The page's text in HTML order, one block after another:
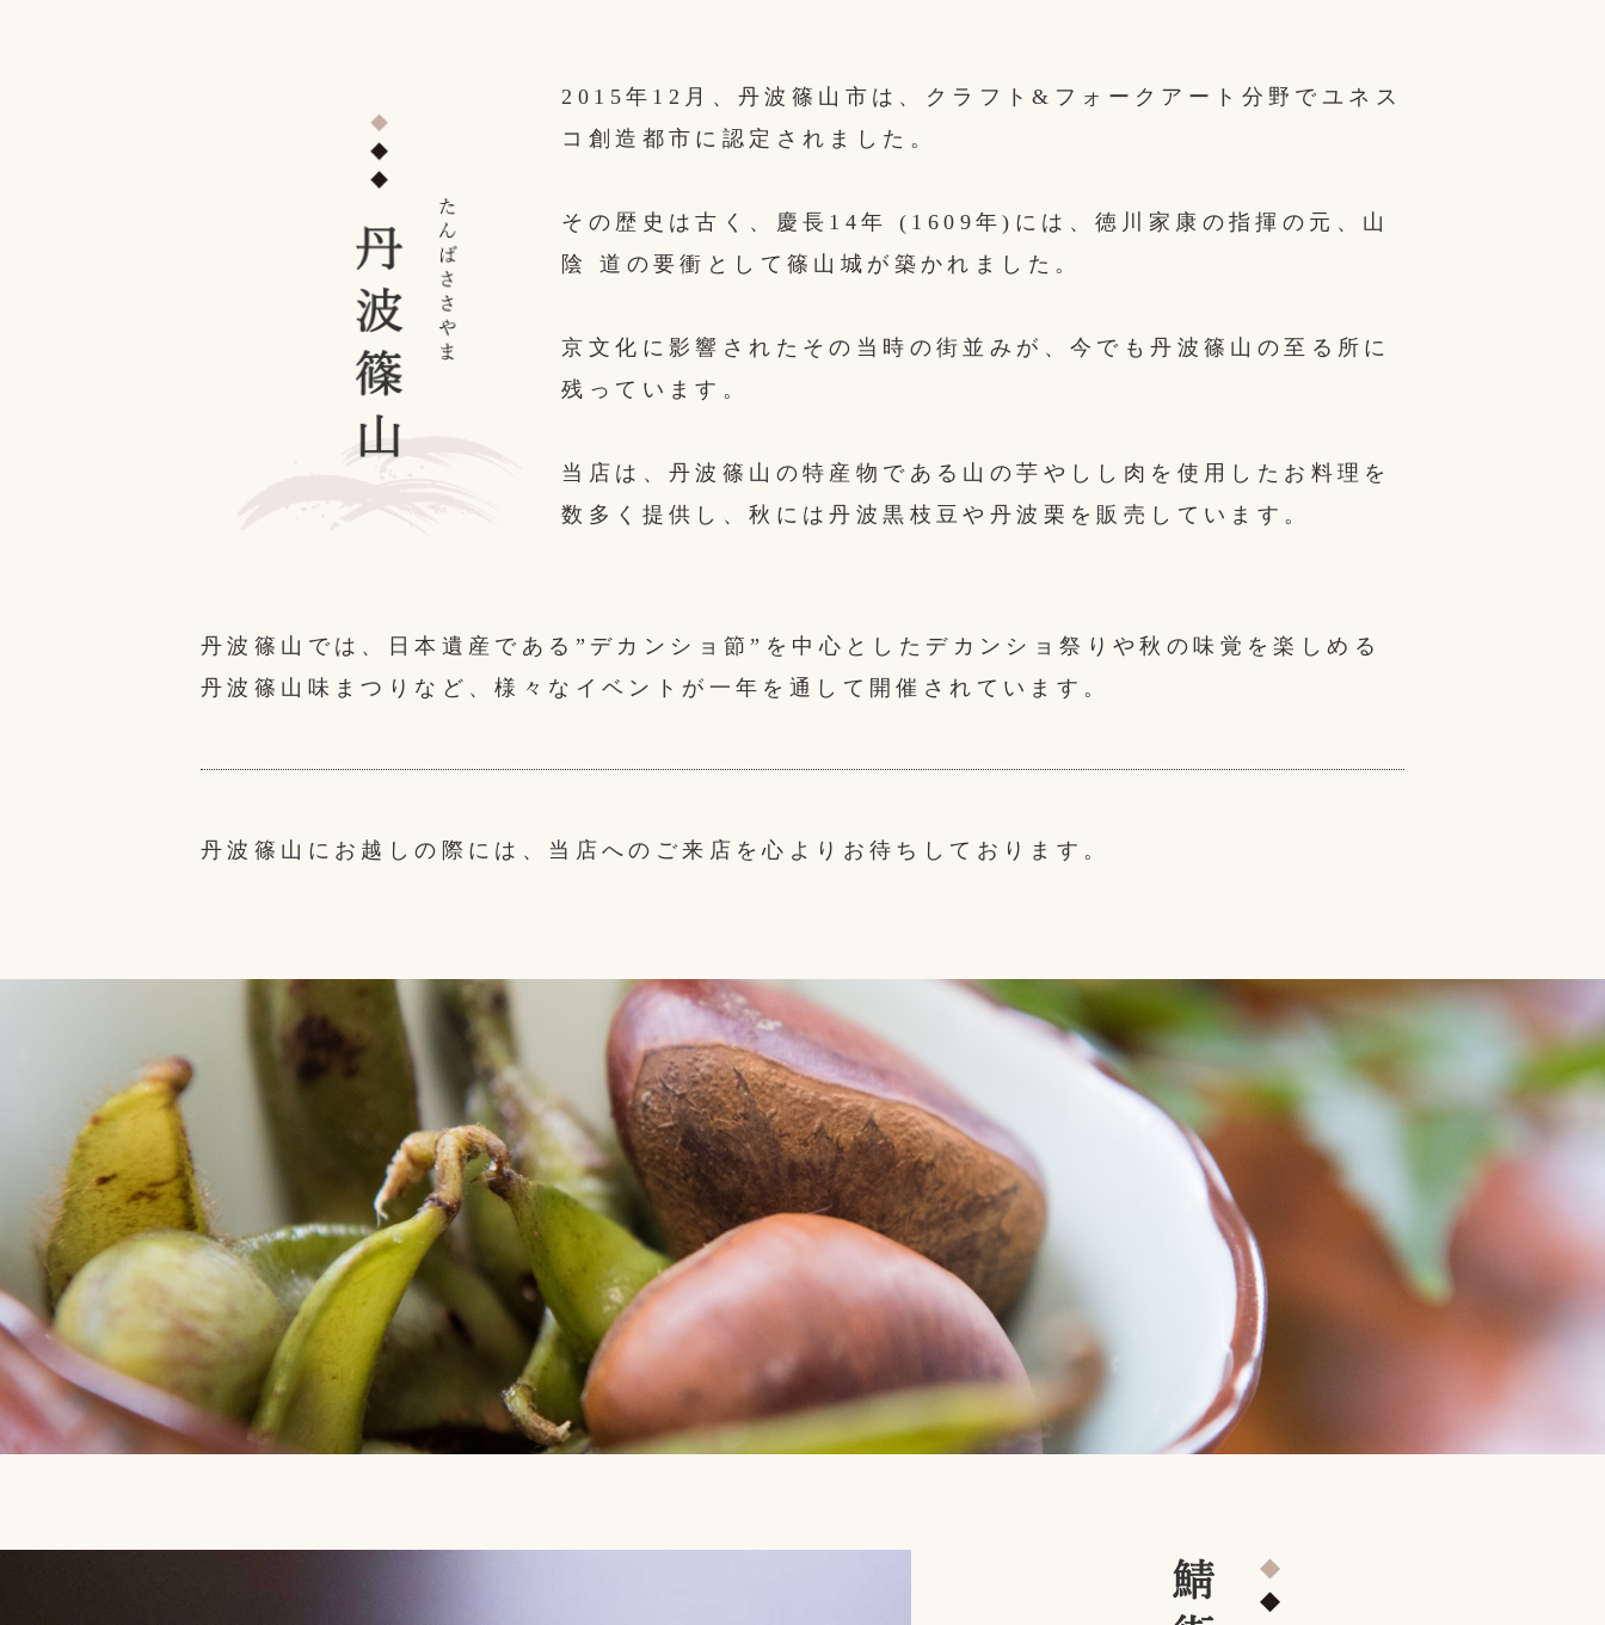
2015年12月、丹波篠山市は、クラフト&フォークアート分野でユネス
コ創造都市に認定されました。
その歴史は古く、慶長14年 (1609年)には、徳川家康の指揮の元、山
陰 道の要衝として篠山城が築かれました。
京文化に影響されたその当時の街並みが、今でも丹波篠山の至る所に
残っています。
当店は、丹波篠山の特産物である山の芋やしし肉を使用したお料理を
数多く提供し、秋には丹波黒枝豆や丹波栗を販売しています。
丹波篠山では、日本遺産である”デカンショ節”を中心としたデカンショ祭りや秋の味覚を楽しめる
丹波篠山味まつりなど、様々なイベントが一年を通して開催されています。
丹波篠山にお越しの際には、当店へのご来店を心よりお待ちしております。